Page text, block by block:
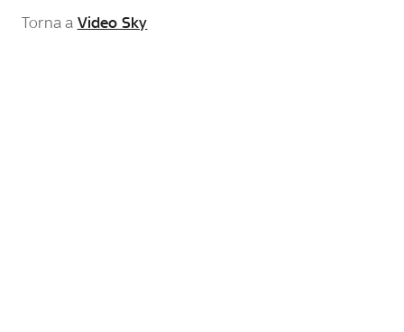
Torna a Video Sky